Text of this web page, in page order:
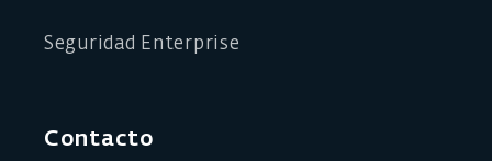
Seguridad Enterprise
Contacto